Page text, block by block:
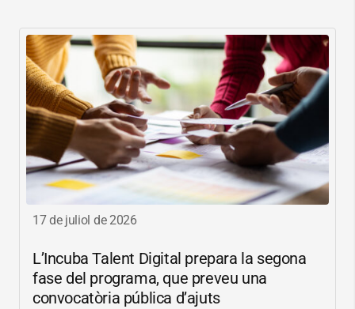
17 de juliol de 2026
L’Incuba Talent Digital prepara la segona
fase del programa, que preveu una
convocatòria pública d’ajuts